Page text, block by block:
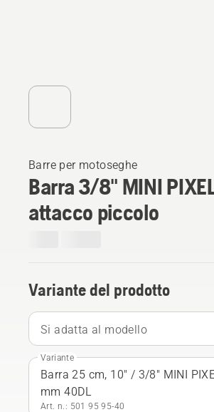
Barre per motoseghe
Barra 3/8" MINI
attacco piccolo
Variante del prodotto
Si adatta al modello
Variante
Barra 25 cm, 10" / 3/8" MINI
mm 40DL
Art. n.: 501 95 95‑40